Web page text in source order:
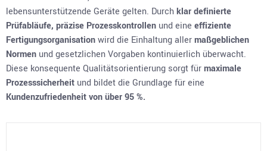
lebensunterstützende Geräte gelten. Durchklar definierte
Prüfabläufe, präzise Prozesskontrollen und eine effiziente
Fertigungsorganisationwird die Einhaltung allermaßgeblichen
Normen und gesetzlichen Vorgaben kontinuierlich überwacht.
Diese konsequente Qualitätsorientierung sorgt fürmaximale
Prozesssicherheit und bildet die Grundlage für eine
Kundenzufriedenheit von über 95 %.